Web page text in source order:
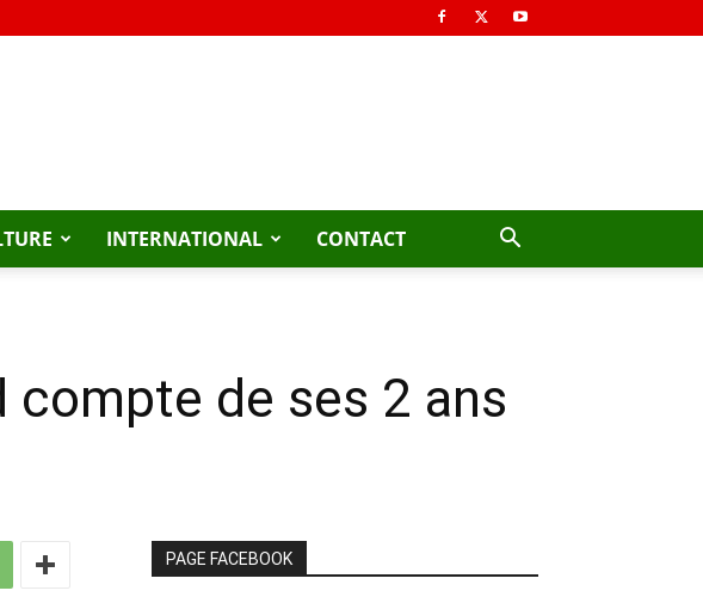
INTERNATIONAL CONTACT
compte de ses 2 ans
PAGE FACEBOOK